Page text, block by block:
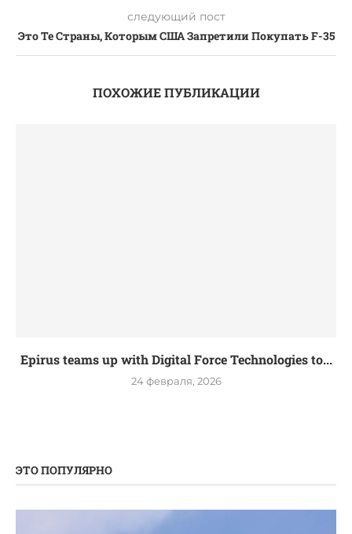
следующий пост
Это Те Страны, Которым США Запретили Покупать F-35
ПОХОЖИЕ ПУБЛИКАЦИИ
Epirus teams up with Digital Force Technologies to...
24 февраля, 2026
ЭТО ПОПУЛЯРНО